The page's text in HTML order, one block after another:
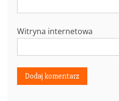
Witryna internetowa